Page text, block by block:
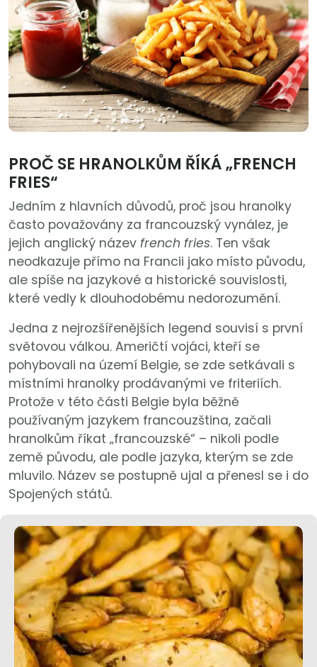
PROČ SE HRANOLKŮM ŘÍKÁ „FRENCH
FRIES“
Jedním z hlavních důvodů, proč jsou hranolky
často považovány za francouzský vynález, je
jejich anglický název french fries. Ten však
neodkazuje přímo na Francii jako místo původu,
ale spíše na jazykové a historické souvislosti,
které vedly k dlouhodobému nedorozumění.
Jedna z nejrozšířenějších legend souvisí s první
světovou válkou. Američtí vojáci, kteří se
pohybovali na území Belgie, se zde setkávali s
místními hranolky prodávanými ve friteriích.
Protože v této části Belgie byla běžně
používaným jazykem francouzština, začali
hranolkům říkat „francouzské“ – nikoli podle
země původu, ale podle jazyka, kterým se zde
mluvilo. Název se postupně ujal a přenesl se i do
Spojených států.